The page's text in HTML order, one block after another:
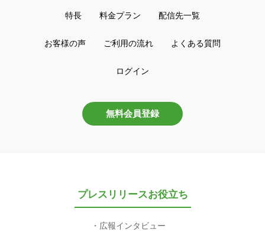
特長 料金プラン 配信先一覧
お客様の声 ご利用の流れ よくある質問
ログイン
無料会員登録
プレスリリースお役立ち
広報インタビュー